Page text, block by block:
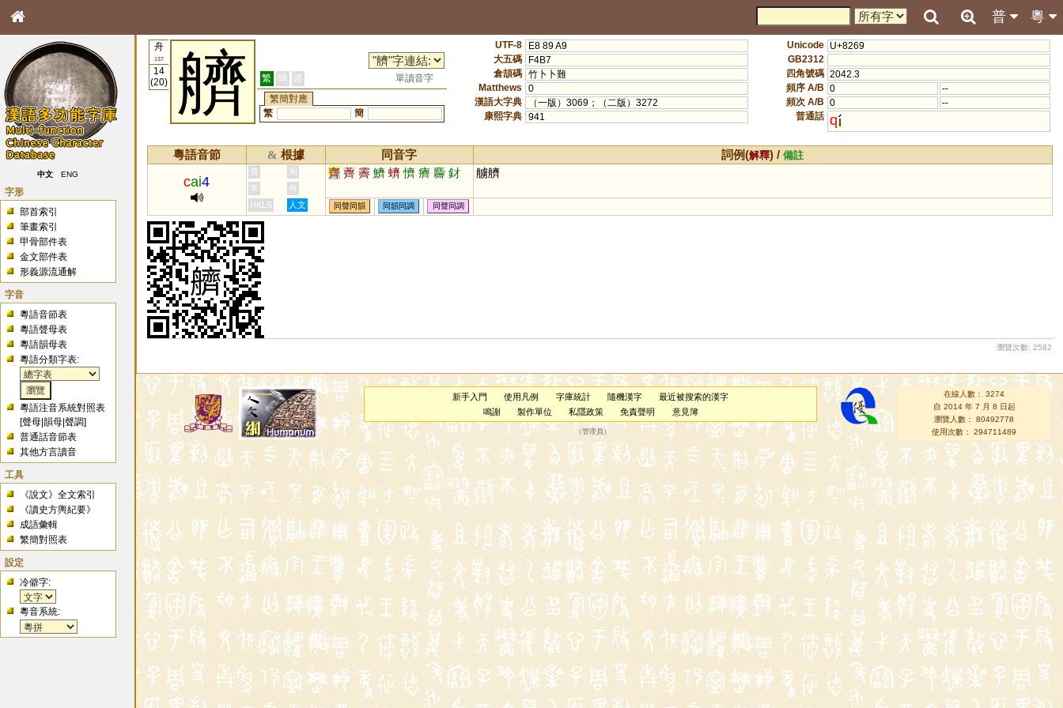
粵
普
中文 ENG
字形
部首索引
筆畫索引
甲骨部件表
金文部件表
形義源流通解
字音
粵語音節表
粵語聲母表
粵語韻母表
粵語分類字表:
粵語注音系統對照表
[聲母 |韻母 |聲調]
普通話音節表
其他方言讀音
工具
《說文》全文索引
《讀史方輿紀要》
成語彙輯
繁簡對照表
設定
冷僻字:
粵音系統:
舟
137
14
(20)
艩 繁 簡 港
單讀音字
繁簡對應
繁
簡
UTF-8
E8 89 A9
大五碼
F4B7
倉頡碼 竹卜卜難
Matthews
0
漢語大字典
（一版）3069；（二版）3272
康熙字典 941
Unicode U+8269
GB2312
四角號碼 2042.3
頻序 A/B 0
--
頻次 A/B 0
--
普通話 q
粵語音節 & 根據 同音字 詞例(解釋) /備註
cai4
黃 周 齊 薺 霽 鱭 蠐 懠 癠 麡 釮 艣艩
李
何
HKLS
人文 同聲同韻 同韻同調 同聲同調
瀏覽次數: 2582
新手入門 使用凡例 字庫統計 隨機漢字
最近被搜索的漢字
鳴謝
製作單位 私隱政策 免責聲明 意見簿
（管理員 ）
在線人數： 3274
自 2014 年 7 月 8 日起
瀏覽人數： 80492778
使用次數： 294711489